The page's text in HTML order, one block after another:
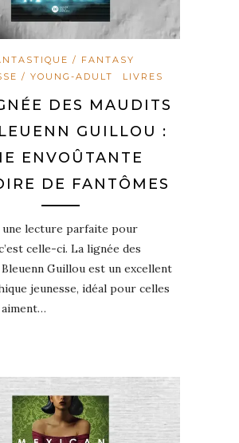
/ FANTASY
/ YOUNG-ADULT
LIVRES
DES MAUDITS
GUILLOU :
ENVOÛTANTE
DE FANTÔMES
une lecture parfaite pour
celle-ci. La lignée des
Guillou est un excellent
jeunesse, idéal pour celles